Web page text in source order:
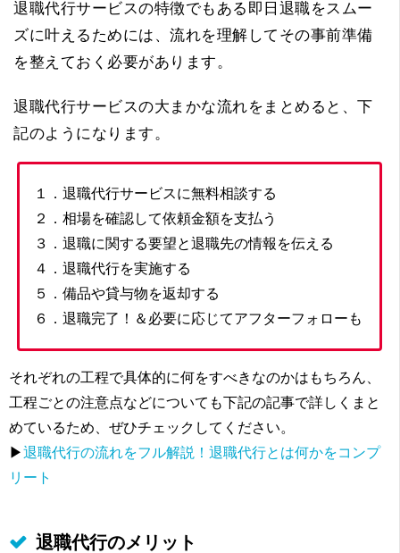
退職代行サービスの特徴でもある即日退職をスムー
ズに叶えるためには、流れを理解してその事前準備
を整えておく必要があります。
退職代行サービスの大まかな流れをまとめると、下
記のようになります。
１．退職代行サービスに無料相談する
２．相場を確認して依頼金額を支払う
３．退職に関する要望と退職先の情報を伝える
４．退職代行を実施する
５．備品や貸与物を返却する
６．退職完了！＆必要に応じてアフターフォローも
それぞれの工程で具体的に何をすべきなのかはもちろん、
工程ごとの注意点などについても下記の記事で詳しくまと
めているため、ぜひチェックしてください。
▶退職代行の流れをフル解説！退職代行とは何かをコンプ
リート
退職代行のメリット